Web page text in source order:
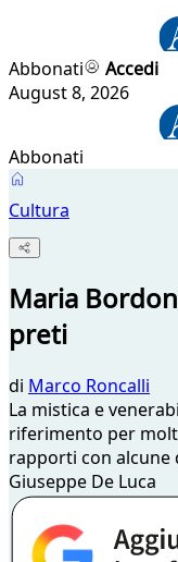
Abbonati
Accedi
August 8, 2026
Abbonati
Cultura
Maria
preti
di Marco Roncalli
La mistica e
riferimento per
rapporti con alcune
Giuseppe De Luca